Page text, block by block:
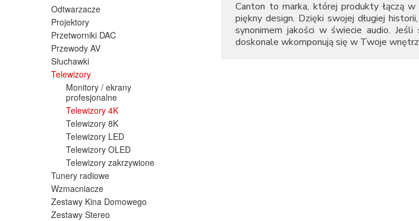
Odtwarzacze
Projektory
Przetworniki DAC
Przewody AV
Słuchawki
Telewizory
Monitory / ekrany
profesjonalne
Telewizory 4K
Telewizory 8K
Telewizory LED
Telewizory OLED
Telewizory zakrzywione
Tunery radiowe
Wzmacniacze
Zestawy Kina Domowego
Zestawy Stereo
Canton to marka, której produkty łączą
piękny design. Dzięki swojej długiej
synonimem jakości w świecie audio. Jeśli
doskonale wkomponują się w Twoje